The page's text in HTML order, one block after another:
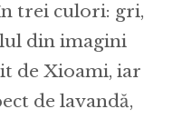
trei culori: gri,
din imagini
de Xioami, iar
de lavandă,